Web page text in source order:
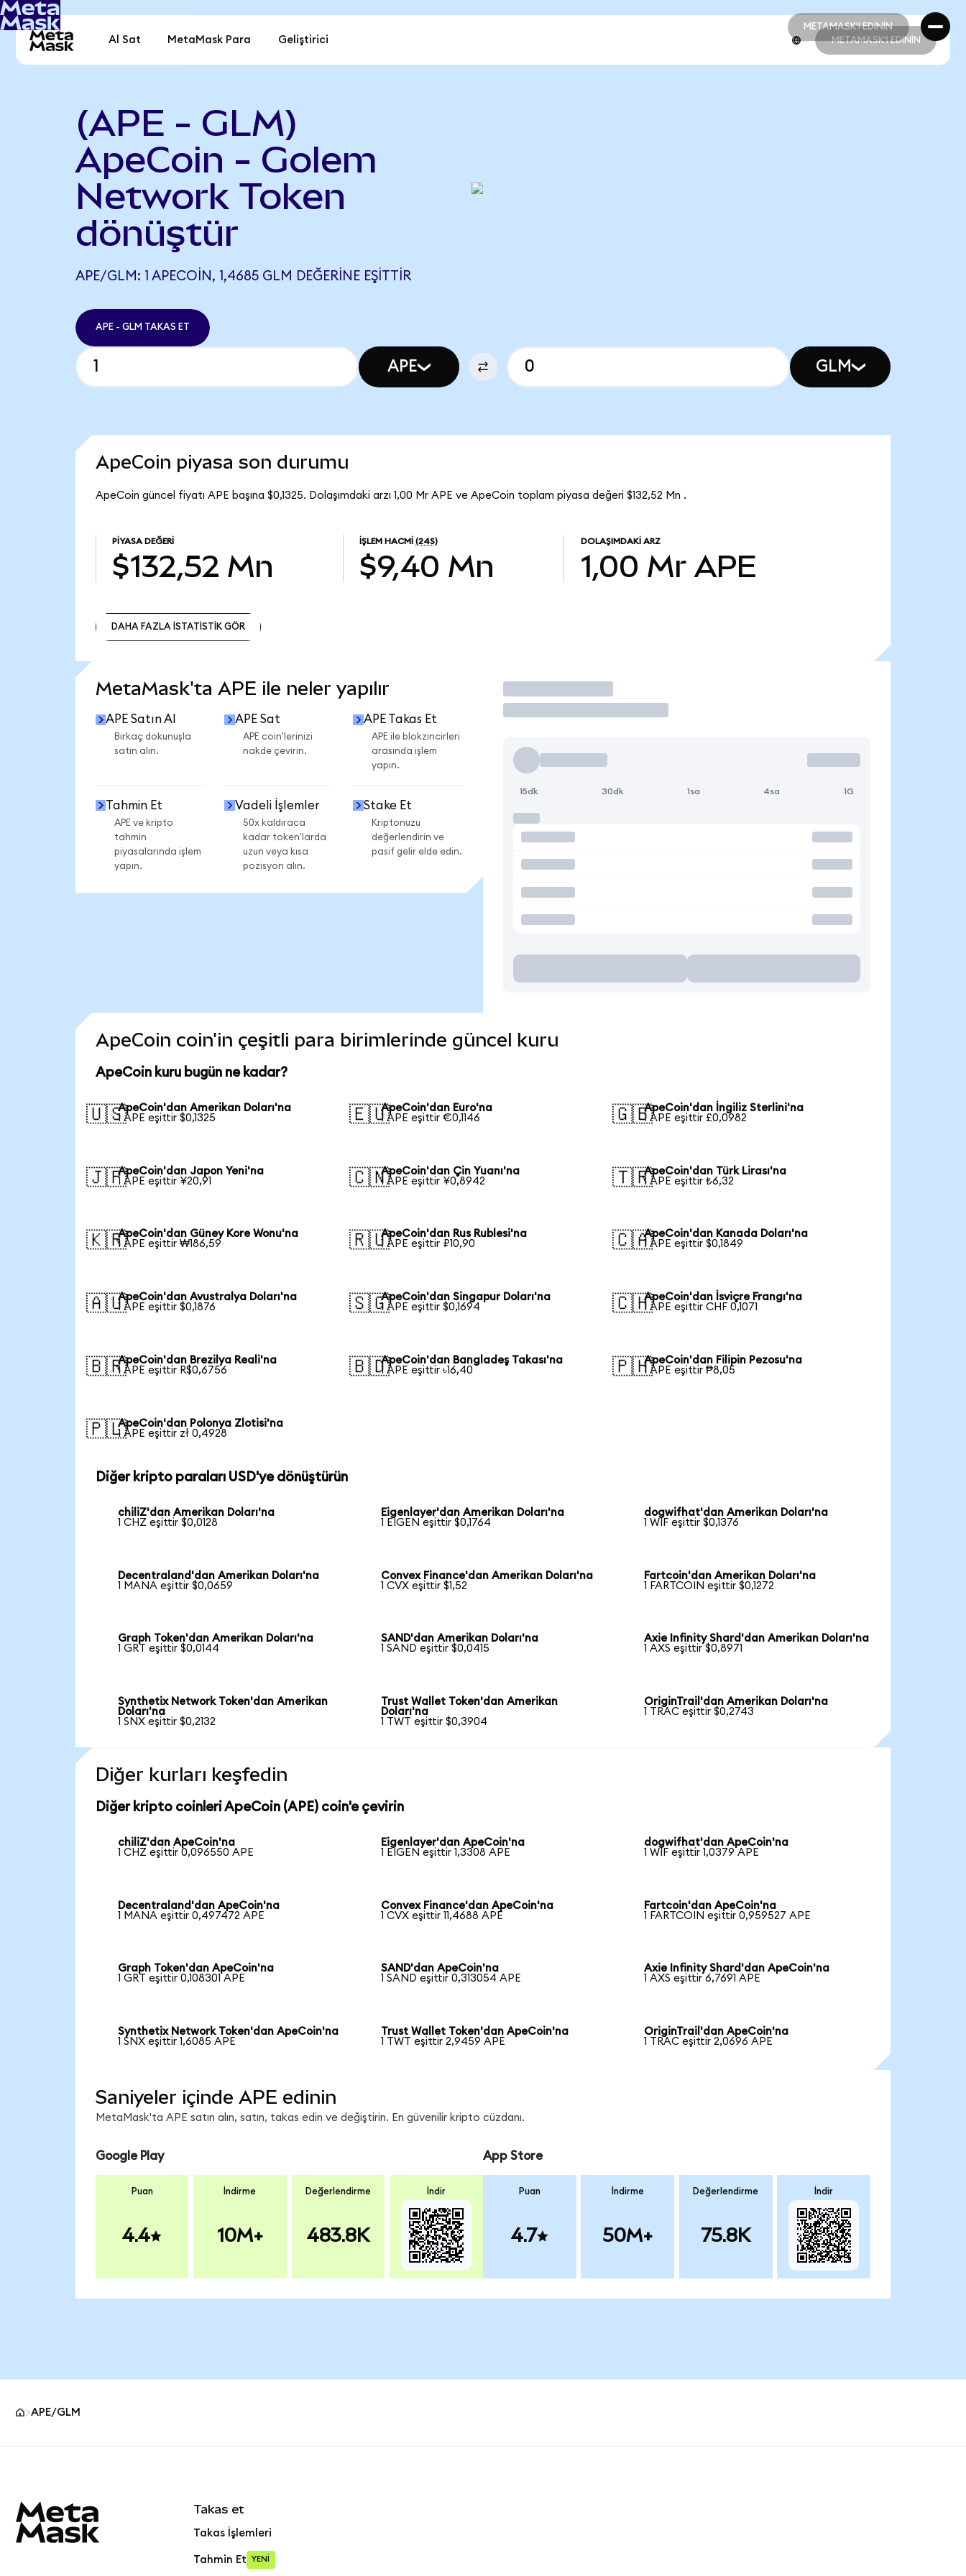
METAMASK'I EDİNİN
METAMASK'I EDİNİN
Al Sat MetaMask Para Geliştirici METAMASK'I EDİNİN
(APE - GLM)
ApeCoin - Golem
Network Token
dönüştür
APE/GLM: 1 APECOIN, 1,4685 GLM DEĞERINE EŞITTIR
APE - GLM TAKAS ET
APE GLM
ApeCoin piyasa son durumu
ApeCoin güncel fiyatı APE başına $0,1325. Dolaşımdaki arzı 1,00 Mr APE ve ApeCoin toplam piyasa değeri $132,52 Mn .
PIYASA DEĞERI
$132,52 Mn
İŞLEM HACMI (24S)
$9,40 Mn
DOLAŞIMDAKI ARZ
1,00 Mr APE
DAHA FAZLA İSTATİSTİK GÖR
MetaMask'ta APE ile neler yapılır
APE Satın Al
Birkaç dokunuşla
satın alın.
APE Sat
APE coin'lerinizi
nakde çevirin.
APE Takas Et
APE ile blokzincirleri
arasında işlem
yapın.
Tahmin Et
APE ve kripto
tahmin
piyasalarında işlem
yapın.
Vadeli İşlemler
50x kaldıraca
kadar token'larda
uzun veya kısa
pozisyon alın.
Stake Et
Kriptonuzu
değerlendirin ve
pasif gelir elde edin.
İşlem Yap
15dk 30dk 1sa 4sa 1G
ApeCoin coin'in çeşitli para birimlerinde güncel kuru
ApeCoin kuru bugün ne kadar?
🇺🇸ApeCoin'dan Amerikan Doları'na
1 APE eşittir $0,1325
🇪🇺ApeCoin'dan Euro'na
1 APE eşittir €0,1146
🇬🇧ApeCoin'dan İngiliz Sterlini'na
1 APE eşittir £0,0982
🇯🇵ApeCoin'dan Japon Yeni'na
1 APE eşittir ¥20,91
🇨🇳ApeCoin'dan Çin Yuanı'na
1 APE eşittir ¥0,8942
🇹🇷ApeCoin'dan Türk Lirası'na
1 APE eşittir ₺6,32
🇰🇷ApeCoin'dan Güney Kore Wonu'na
1 APE eşittir ₩186,59
🇷🇺ApeCoin'dan Rus Rublesi'na
1 APE eşittir ₽10,90
🇨🇦ApeCoin'dan Kanada Doları'na
1 APE eşittir $0,1849
🇦🇺ApeCoin'dan Avustralya Doları'na
1 APE eşittir $0,1876
🇸🇬ApeCoin'dan Singapur Doları'na
1 APE eşittir $0,1694
🇨🇭ApeCoin'dan İsviçre Frangı'na
1 APE eşittir CHF 0,1071
🇧🇷ApeCoin'dan Brezilya Reali'na
1 APE eşittir R$0,6756
🇧🇩ApeCoin'dan Bangladeş Takası'na
1 APE eşittir ৳16,40
🇵🇭ApeCoin'dan Filipin Pezosu'na
1 APE eşittir ₱8,05
🇵🇱ApeCoin'dan Polonya Zlotisi'na
1 APE eşittir zł 0,4928
Diğer kripto paraları USD'ye dönüştürün
chiliZ'dan Amerikan Doları'na
1 CHZ eşittir $0,0128
Eigenlayer'dan Amerikan Doları'na
1 EIGEN eşittir $0,1764
dogwifhat'dan Amerikan Doları'na
1 WIF eşittir $0,1376
Decentraland'dan Amerikan Doları'na
1 MANA eşittir $0,0659
Convex Finance'dan Amerikan Doları'na
1 CVX eşittir $1,52
Fartcoin'dan Amerikan Doları'na
1 FARTCOIN eşittir $0,1272
Graph Token'dan Amerikan Doları'na
1 GRT eşittir $0,0144
SAND'dan Amerikan Doları'na
1 SAND eşittir $0,0415
Axie Infinity Shard'dan Amerikan Doları'na
1 AXS eşittir $0,8971
Synthetix Network Token'dan Amerikan
Doları'na
1 SNX eşittir $0,2132
Trust Wallet Token'dan Amerikan
Doları'na
1 TWT eşittir $0,3904
OriginTrail'dan Amerikan Doları'na
1 TRAC eşittir $0,2743
Diğer kurları keşfedin
Diğer kripto coinleri ApeCoin (APE) coin'e çevirin
chiliZ'dan ApeCoin'na
1 CHZ eşittir 0,096550 APE
Eigenlayer'dan ApeCoin'na
1 EIGEN eşittir 1,3308 APE
dogwifhat'dan ApeCoin'na
1 WIF eşittir 1,0379 APE
Decentraland'dan ApeCoin'na
1 MANA eşittir 0,497472 APE
Convex Finance'dan ApeCoin'na
1 CVX eşittir 11,4688 APE
Fartcoin'dan ApeCoin'na
1 FARTCOIN eşittir 0,959527 APE
Graph Token'dan ApeCoin'na
1 GRT eşittir 0,108301 APE
SAND'dan ApeCoin'na
1 SAND eşittir 0,313054 APE
Axie Infinity Shard'dan ApeCoin'na
1 AXS eşittir 6,7691 APE
Synthetix Network Token'dan ApeCoin'na
1 SNX eşittir 1,6085 APE
Trust Wallet Token'dan ApeCoin'na
1 TWT eşittir 2,9459 APE
OriginTrail'dan ApeCoin'na
1 TRAC eşittir 2,0696 APE
Saniyeler içinde APE edinin
MetaMask'ta APE satın alın, satın, takas edin ve değiştirin. En güvenilir kripto cüzdanı.
Google Play
Puan
4.4
İndirme
10M+
Değerlendirme
483.8K
İndir
App Store
Puan
4.7
İndirme
50M+
Değerlendirme
75.8K
İndir
APE/GLM
Takas et
Takas İşlemleri
Tahmin Et YENİ